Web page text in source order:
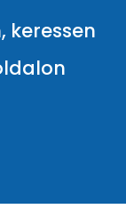
keressen